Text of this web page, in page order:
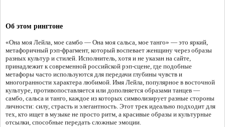
Об этом рингтоне
«Она моя Лейла, мое самбо — Она моя сальса, мое танго» — это яркий,
метафоричный рэп-фрагмент, который воспевает женщину через образы
разных культур и стилей. Исполнитель, хотя и не указан на сайте,
принадлежит к современной российской рэп-сцене, где подобные
метафоры часто используются для передачи глубины чувств и
многогранности характера любимой. Имя Лейла, популярное в восточной
культуре, противопоставляется или дополняется образами танцев —
самбо, сальса и танго, каждое из которых символизирует разные стороны
личности: силу, страсть и элегантность. Этот трек идеально подходит для
тех, кто ищет в музыке не просто ритм, а красивые образы и культурные
отсылки, способные передать сложные эмоции.